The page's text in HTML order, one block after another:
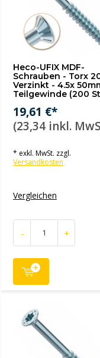
Heco-UFIX MDF-
Schrauben - Torx
Verzinkt - 4.5x
Teilgewinde (200
19,61 €*
(23,34 inkl.
* exkl. MwSt. zzgl.
Versandkosten
Vergleichen
- +